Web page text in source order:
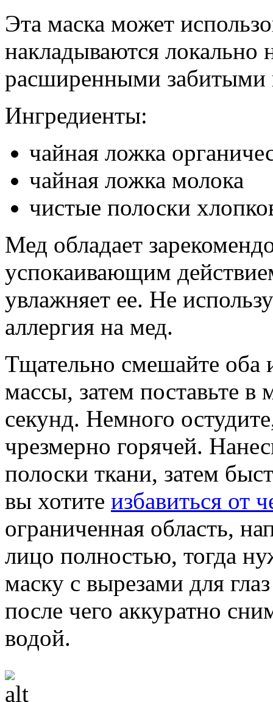
Эта маска может
накладываются локально
расширенными забитыми
Ингредиенты:
чайная ложка
чайная ложка молока
чистые полоски
Мед обладает
успокаивающим
увлажняет ее. Не
аллергия на мед.
Тщательно смешайте оба
массы, затем поставьте
секунд. Немного
чрезмерно горячей.
полоски ткани, затем
вы хотите избавиться от
ограниченная область,
лицо полностью, тогда
маску с вырезами для
после чего аккуратно
водой.